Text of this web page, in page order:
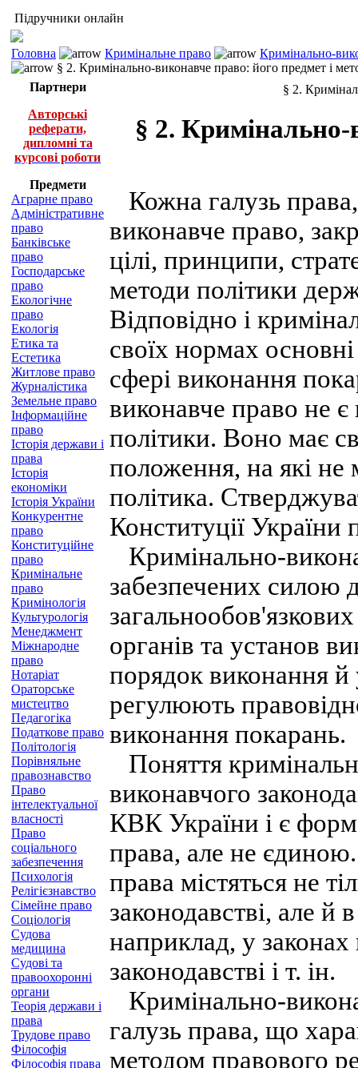
Підручники онлайн
Головна Кримінальне право
Кримінально-
§ 2. Кримінально-виконавче право: його предмет і
Партнери
Авторські
реферати,
дипломні та
курсові роботи
Предмети
Аграрне право
Адміністративне
право
Банківське
право
Господарське
право
Екологічне
право
Екологія
Етика та
Естетика
Житлове право
Журналістика
Земельне право
Інформаційне
право
Історія держави і
права
Історія
економіки
Історія України
Конкурентне
право
Конституційне
право
Кримінальне
право
Кримінологія
Культурологія
Менеджмент
Міжнародне
право
Нотаріат
Ораторське
мистецтво
Педагогіка
Податкове право
Політологія
Порівняльне
правознавство
Право
інтелектуальної
власності
Право
соціального
забезпечення
Психологія
Релігієзнавство
Сімейне право
Соціологія
Судова
медицина
Судові та
правоохоронні
органи
Теорія держави і
права
Трудове право
Філософія
Філософія права
§ 2.
§ 2. Кримінально-
Кожна галузь
виконавче право,
цілі, принципи,
методи політики
Відповідно і
своїх нормах
сфері виконання
виконавче право не
політики. Воно має
положення, на які не
політика.
Конституції
Кримінально-
забезпечених силою
органів та установ
порядок виконання й
регулюють
виконання покарань.
Поняття
виконавчого
КВК України і є
права, але не
права містяться не
законодавстві, але й
наприклад, у
законодавстві і т. ін.
Кримінально-
галузь права, що
методом правового